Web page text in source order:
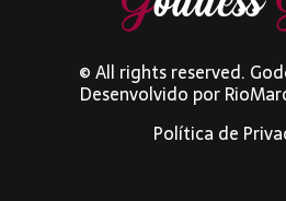
© All rights reserved.
Desenvolvido por
Política de